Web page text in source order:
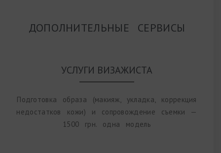
ДОПОЛНИТЕЛЬНЫЕ СЕРВИСЫ
УСЛУГИ ВИЗАЖИСТА
Подготовка образа (макияж, укладка, коррекция
недостатков кожи) и сопровождение съемки —
1500 грн. одна модель